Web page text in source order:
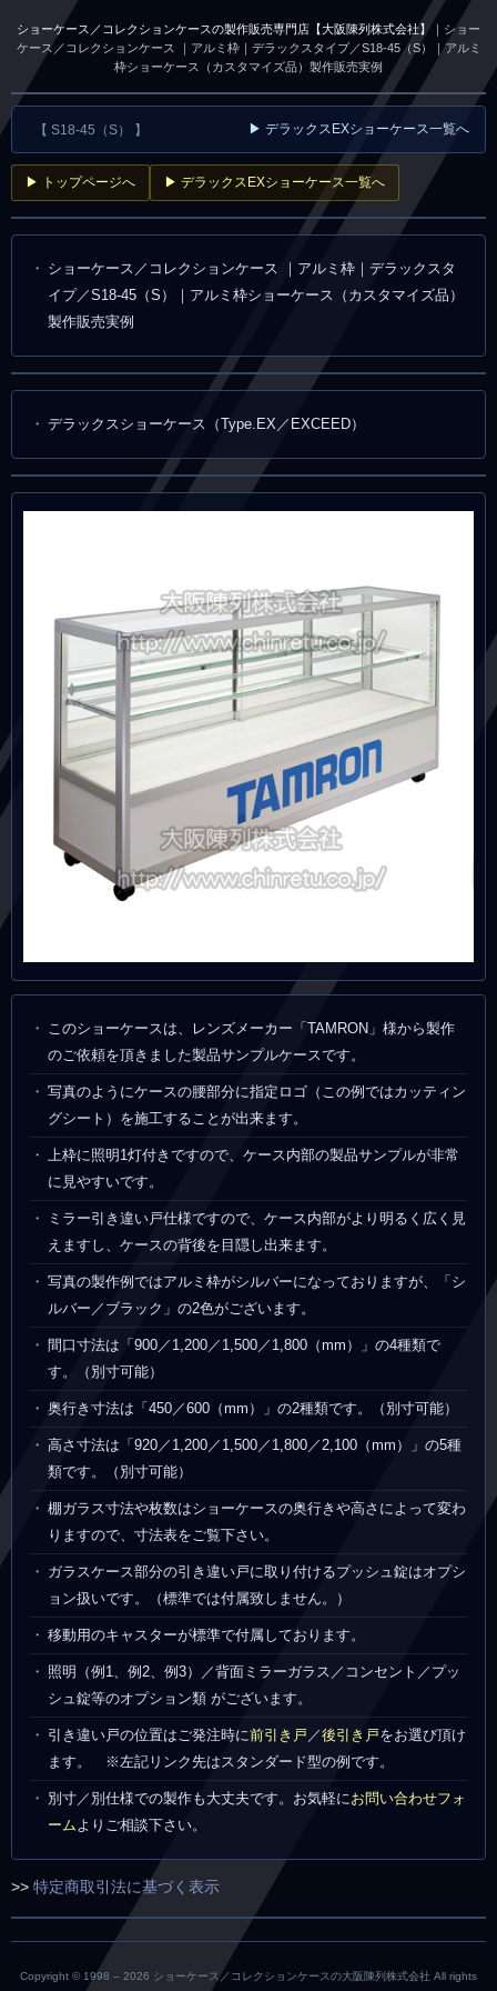
ショーケース／コレクションケースの製作販売専門店【大阪陳列株式会社】 ｜ショー
ケース／コレクションケース ｜アルミ枠｜デラックスタイプ／S18-45（S）｜アルミ
枠ショーケース（カスタマイズ品）製作販売実例
【 S18-45（S） 】 ▶ デラックスEXショーケース一覧へ
▶ トップページへ ▶ デラックスEXショーケース一覧へ
ショーケース／コレクションケース ｜アルミ枠｜デラックスタ
イプ／S18-45（S）｜アルミ枠ショーケース（カスタマイズ品）
製作販売実例
デラックスショーケース（Type.EX／EXCEED）
このショーケースは、レンズメーカー「TAMRON」様から製作
のご依頼を頂きました製品サンプルケースです。
写真のようにケースの腰部分に指定ロゴ（この例ではカッティン
グシート）を施工することが出来ます。
上枠に照明1灯付きですので、ケース内部の製品サンプルが非常
に見やすいです。
ミラー引き違い戸仕様ですので、ケース内部がより明るく広く見
えますし、ケースの背後を目隠し出来ます。
写真の製作例ではアルミ枠がシルバーになっておりますが、「シ
ルバー／ブラック」の2色がございます。
間口寸法は「900／1,200／1,500／1,800（mm）」の4種類で
す。（別寸可能）
奥行き寸法は「450／600（mm）」の2種類です。（別寸可能）
高さ寸法は「920／1,200／1,500／1,800／2,100（mm）」の5種
類です。（別寸可能）
棚ガラス寸法や枚数はショーケースの奥行きや高さによって変わ
りますので、寸法表をご覧下さい。
ガラスケース部分の引き違い戸に取り付けるプッシュ錠はオプシ
ョン扱いです。（標準では付属致しません。）
移動用のキャスターが標準で付属しております。
照明（例1、例2、例3）／背面ミラーガラス／コンセント／プッ
シュ錠等のオプション類 がございます。
引き違い戸の位置はご発注時に前引き戸 ／後引き戸をお選び頂け
ます。 ※左記リンク先はスタンダード型の例です。
別寸／別仕様での製作も大丈夫です。お気軽にお問い合わせフォ
ームよりご相談下さい。
>> 特定商取引法に基づく表示
Copyright © 1998 – 2026 ショーケース／コレクションケースの大阪陳列株式会社 All rights